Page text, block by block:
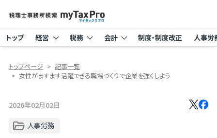
トップ 経営 税務 会計 制度・制度改正 人事労
トップページ
記事一覧
女性がますます活躍できる職場づくりで企業を強くしよう
2026年02月02日
人事労務